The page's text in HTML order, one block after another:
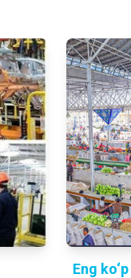
Eng